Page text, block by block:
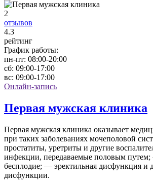
2
отзывов
4.3
рейтинг
График работы:
пн-пт: 08:00-20:00
сб: 09:00-17:00
вс: 09:00-17:00
Онлайн-запись
Первая мужская клиника
Первая мужская клиника оказывает
при таких заболеваниях мочеполовой
простатиты, уретриты и другие
инфекции, передаваемые половым
бесплодие; — эректильная дисфункция и
дисфункции.